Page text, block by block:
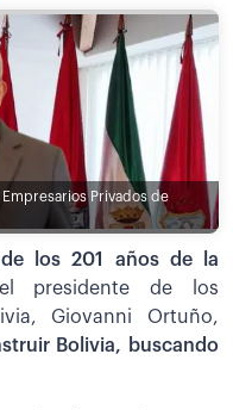
Privados de
los 201 años de la
el presidente de los
Giovanni Ortuño,
Bolivia, buscando